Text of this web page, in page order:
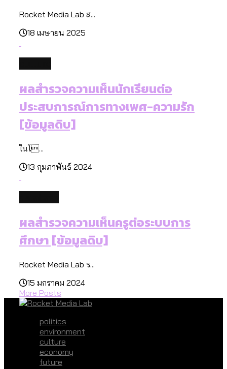
Rocket Media Lab ส...
18 เมษายน 2025
ผลสำรวจความเห็นนักเรียนต่อ
ประสบการณ์การทางเพศ-ความรัก
[ข้อมูลดิบ]
ในโ...
13 กุมภาพันธ์ 2024
ผลสำรวจความเห็นครูต่อระบบการ
ศึกษา [ข้อมูลดิบ]
Rocket Media Lab ร...
15 มกราคม 2024
More Posts
politics
environment
culture
economy
future